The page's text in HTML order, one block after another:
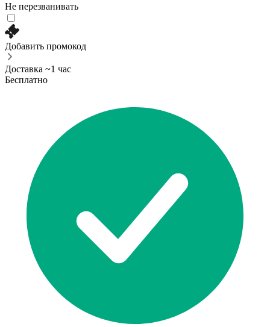
Не перезванивать
Добавить промокод
Доставка ~1 час
Бесплатно